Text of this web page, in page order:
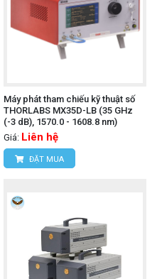
Máy phát tham chiếu kỹ thuật số
THORLABS MX35D-LB (35 GHz
(-3 dB), 1570.0 - 1608.8 nm)
Giá: Liên hệ
ĐẶT MUA